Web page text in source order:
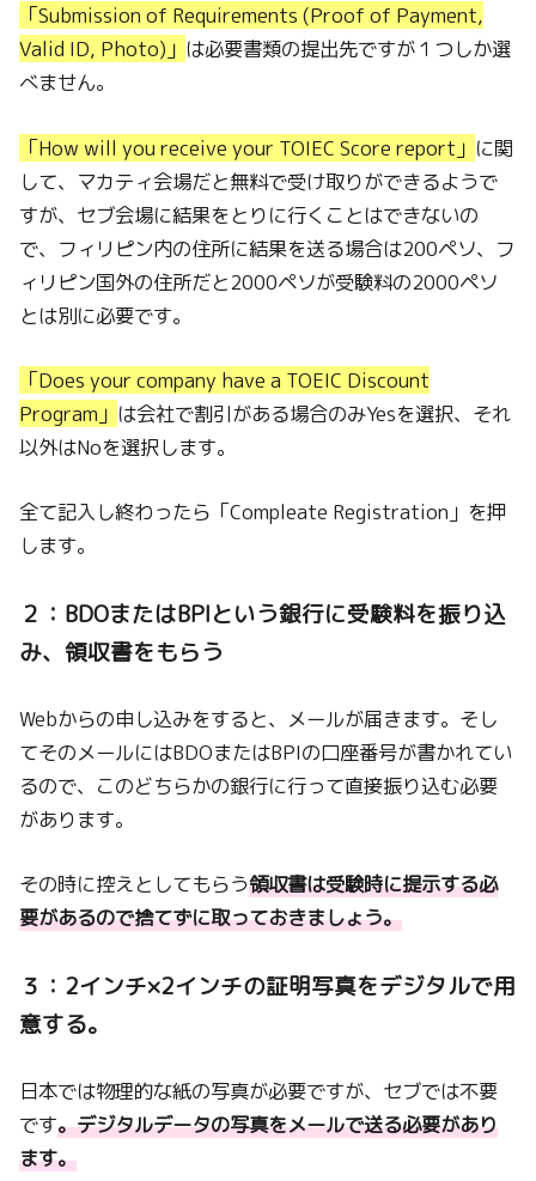
「Submission of Requirements (Proof of Payment,
Valid ID, Photo)」 は必要書類の提出先ですが１つしか選
べません。
「How will you receive your TOIEC Score report」 に関
して、マカティ会場だと無料で受け取りができるようで
すが、セブ会場に結果をとりに行くことはできないの
で、フィリピン内の住所に結果を送る場合は200ペソ、フ
ィリピン国外の住所だと2000ペソが受験料の2000ペソ
とは別に必要です。
「Does your company have a TOEIC Discount
Program」 は会社で割引がある場合のみYesを選択、それ
以外はNoを選択します。
全て記入し終わったら「Compleate Registration」を押
します。
２：BDOまたはBPIという銀行に受験料を振り込
み、領収書をもらう
Webからの申し込みをすると、メールが届きます。そし
てそのメールにはBDOまたはBPIの口座番号が書かれてい
るので、このどちらかの銀行に行って直接振り込む必要
があります。
その時に控えとしてもらう領収書は受験時に提示する必
要があるので捨てずに取っておきましょう。
３：2インチ×2インチの証明写真をデジタルで用
意する。
日本では物理的な紙の写真が必要ですが、セブでは不要
です。デジタルデータの写真をメールで送る必要があり
ます。